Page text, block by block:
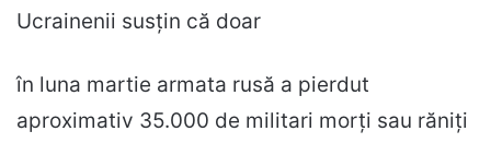
Ucrainenii susțin că doar
în luna martie armata rusă a pierdut
aproximativ 35.000 de militari morți sau răniți